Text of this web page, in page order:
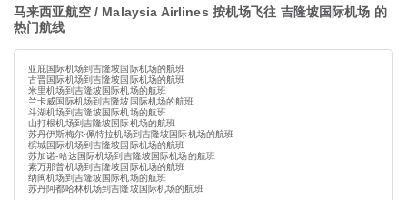
马来西亚航空 / Malaysia Airlines 按机场飞往 吉隆坡国际机场 的
热门航线
亚庇国际机场到吉隆坡国际机场的航班
古晋国际机场到吉隆坡国际机场的航班
米里机场到吉隆坡国际机场的航班
兰卡威国际机场到吉隆坡国际机场的航班
斗湖机场到吉隆坡国际机场的航班
山打根机场到吉隆坡国际机场的航班
苏丹伊斯梅尔·佩特拉机场到吉隆坡国际机场的航班
槟城国际机场到吉隆坡国际机场的航班
苏加诺-哈达国际机场到吉隆坡国际机场的航班
素万那普机场到吉隆坡国际机场的航班
纳闽机场到吉隆坡国际机场的航班
苏丹阿都哈林机场到吉隆坡国际机场的航班